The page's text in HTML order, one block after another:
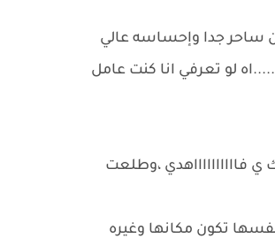
ساحر جدا وإحساسه عالي
لو تعرفي انا كنت عامل
ي فااااااااااهدي ،وطلعت
تكون مكانها وغيره